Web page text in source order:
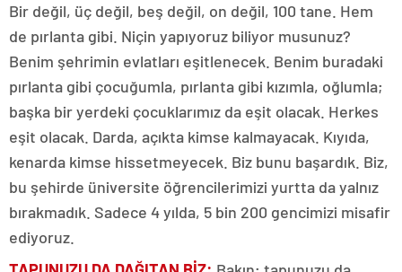
Bir değil, üç değil, beş değil, on değil, 100 tane. Hem
de pırlanta gibi. Niçin yapıyoruz biliyor musunuz?
Benim şehrimin evlatları eşitlenecek. Benim buradaki
pırlanta gibi çocuğumla, pırlanta gibi kızımla, oğlumla;
başka bir yerdeki çocuklarımız da eşit olacak. Herkes
eşit olacak. Darda, açıkta kimse kalmayacak. Kıyıda,
kenarda kimse hissetmeyecek. Biz bunu başardık. Biz,
bu şehirde üniversite öğrencilerimizi yurtta da yalnız
bırakmadık. Sadece 4 yılda, 5 bin 200 gencimizi misafir
ediyoruz.